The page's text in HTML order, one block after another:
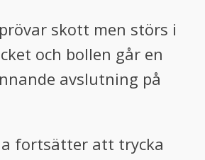
skott men störs i
och bollen går en
avslutning på
fortsätter att trycka